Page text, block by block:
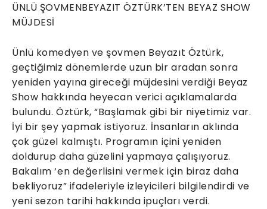
ÜNLÜ ŞOVMENBEYAZIT ÖZTÜRK’TEN BEYAZ SHOW
MÜJDESİ
Ünlü komedyen ve şovmen Beyazıt Öztürk,
geçtiğimiz dönemlerde uzun bir aradan sonra
yeniden yayına gireceği müjdesini verdiği Beyaz
Show hakkında heyecan verici açıklamalarda
bulundu. Öztürk, “Başlamak gibi bir niyetimiz var.
İyi bir şey yapmak istiyoruz. İnsanların aklında
çok güzel kalmıştı. Programın içini yeniden
doldurup daha güzelini yapmaya çalışıyoruz.
Bakalım ‘en değerlisini vermek için biraz daha
bekliyoruz” ifadeleriyle izleyicileri bilgilendirdi ve
yeni sezon tarihi hakkında ipuçları verdi.